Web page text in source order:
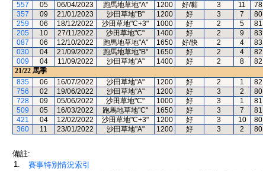
557
05 06/04/2023 跑馬地草地"A" 1200 好/黏 3 11 78
357
09 21/01/2023 沙田草地"B" 1200 好 3 7 80
259
06 18/12/2022 沙田草地"C+3" 1000 好 2 5 81
205
10 27/11/2022 沙田草地"C" 1400 好 2 9 83
087
06 12/10/2022 跑馬地草地"A" 1650 好/快 2 4 83
030
04 21/09/2022 跑馬地草地"B" 1650 好 2 4 82
009
04 11/09/2022 沙田草地"A" 1400 好 2 8 82
21/22 馬季
835
06 16/07/2022 沙田草地"A" 1200 好 2 1 82
756
02 19/06/2022 沙田草地"A" 1200 好 3 2 80
728
09 05/06/2022 沙田草地"C" 1000 好 3 1 81
509
05 16/03/2022 跑馬地草地"C" 1650 好 3 7 81
421
04 12/02/2022 沙田草地"C+3" 1200 好 3 10 80
360
11 23/01/2022 沙田草地"A" 1200 好 3 2 80
備註:
1.
賽事特別情況索引